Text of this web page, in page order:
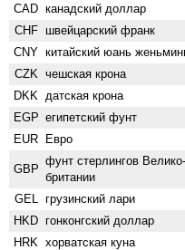
CAD канадский доллар
CHF швейцарский франк
CNY китайский юань
CZK чешская крона
DKK датская крона
EGP египетский фунт
EUR Евро
GBP
фунт стерлингов Велико­
британии
GEL грузинский лари
HKD гонконгский доллар
HRK хорватская куна